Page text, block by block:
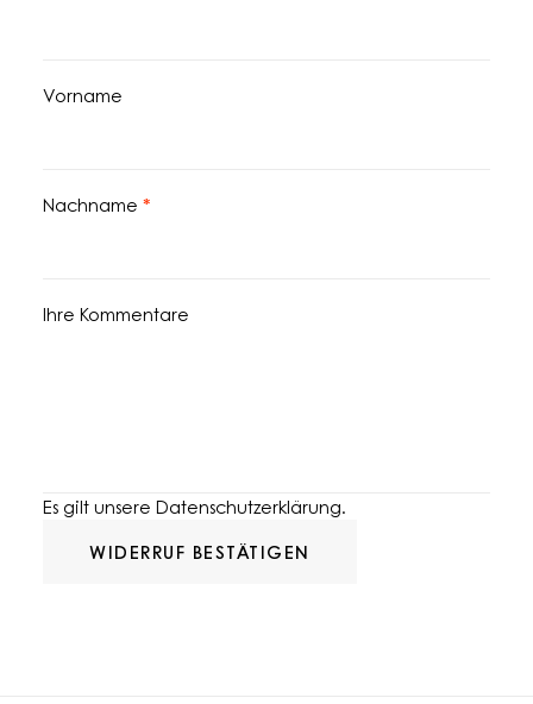
Vorname
Nachname *erforderlich
Page URI *erforderlich
Ihre Kommentare
Es gilt unsere Datenschutzerklärung.
WIDERRUF BESTÄTIGEN